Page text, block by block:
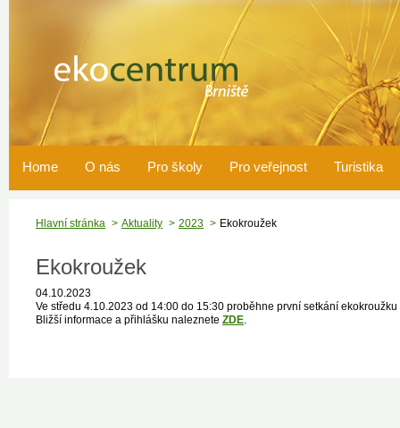
Home O nás Pro školy Pro veřejnost Turistika
Hlavní stránka Aktuality 2023 Ekokroužek
Ekokroužek
04.10.2023
Ve středu 4.10.2023 od 14:00 do 15:30 proběhne první setkání
Bližší informace a přihlášku naleznete ZDE.